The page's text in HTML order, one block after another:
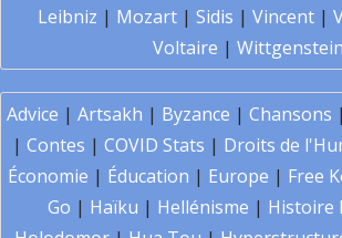
Leibniz | Mozart | Sidis | Vincent |
Voltaire | Wittgenstein
Advice | Artsakh | Byzance | Chansons |
| Contes | COVID Stats | Droits de
Économie | Éducation | Europe | Free
Go | Haïku | Hellénisme | Histoire